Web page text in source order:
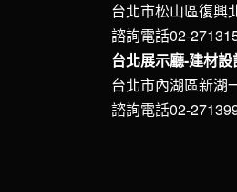
台北市松山區復興
諮詢電話02-
台北展示廳-建材
台北市內湖區新湖
諮詢電話02-